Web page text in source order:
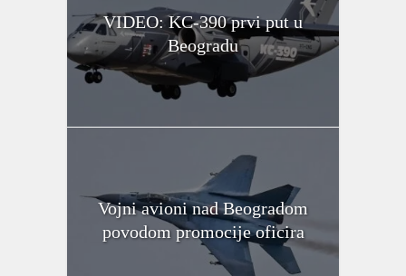
VIDEO: KC-390 prvi put u
Beogradu
Vojni avioni nad Beogradom
povodom promocije oficira